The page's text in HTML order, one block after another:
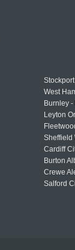
West
Burnley
Leyton
Sheffield
Cardiff
Burton
Crewe
Salford